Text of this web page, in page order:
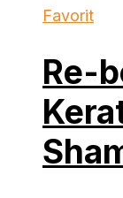
Favorit
Re-